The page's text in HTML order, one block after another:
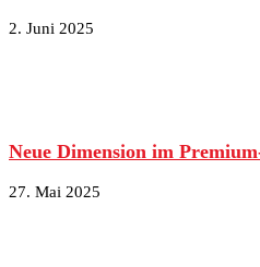
2. Juni 2025
Neue Dimension im
27. Mai 2025